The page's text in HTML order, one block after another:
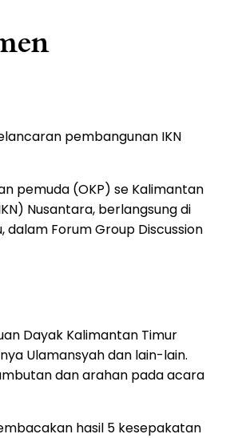
pembangunan IKN
pemuda (OKP) se Kalimantan
Nusantara, berlangsung di
dalam Forum Group Discussion
Dayak Kalimantan Timur
Ulamansyah dan lain-lain.
dan arahan pada acara
hasil 5 kesepakatan